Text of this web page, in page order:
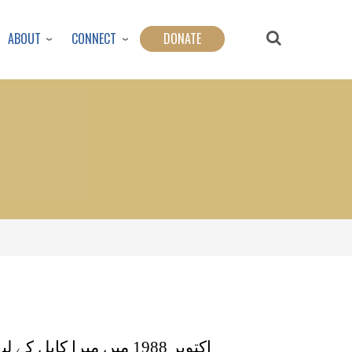
ABOUT CONNECT DONATE
اکتوبر 1988 میں